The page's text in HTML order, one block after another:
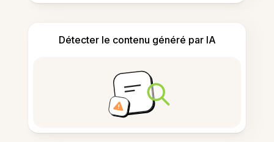
Détecter le contenu généré par IA